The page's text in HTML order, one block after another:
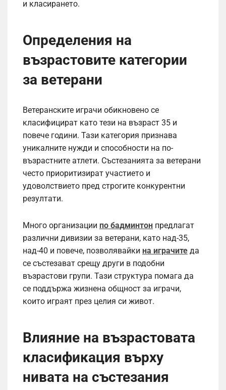
и класирането.
Определения на
възрастовите категории
за ветерани
Ветеранските играчи обикновено се
класифицират като тези на възраст 35 и
повече години. Тази категория признава
уникалните нужди и способности на по-
възрастните атлети. Състезанията за ветерани
често приоритизират участието и
удоволствието пред строгите конкурентни
резултати.
Много организации по бадминтон предлагат
различни дивизии за ветерани, като над-35,
над-40 и повече, позволявайки на играчите да
се състезават срещу други в подобни
възрастови групи. Тази структура помага да
се поддържа жизнена общност за играчи,
които играят през целия си живот.
Влияние на възрастовата
класификация върху
нивата на състезания